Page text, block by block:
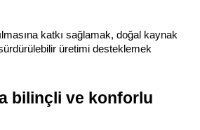
katkı sağlamak, doğal kaynak
üretimi desteklemek
bilinçli ve konforlu